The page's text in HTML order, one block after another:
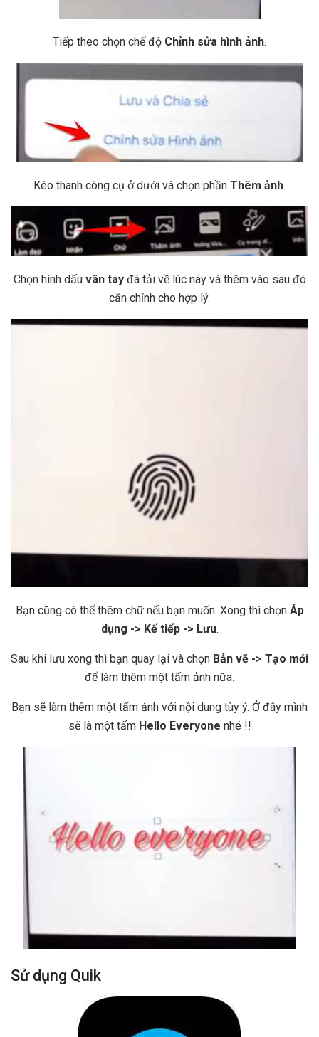
Tiếp theo chọn chế độ Chỉnh sửa hình ảnh.
Kéo thanh công cụ ở dưới và chọn phần Thêm ảnh.
Chọn hình dấu vân tayđã tải về lúc nãy và thêm vào sau đó
căn chỉnh cho hợp lý.
Bạn cũng có thể thêm chữ nếu bạn muốn. Xong thì chọn Áp
dụng -> Kế tiếp -> Lưu.
Sau khi lưu xong thì bạn quay lại và chọn Bản vẽ -> Tạo mới
để làm thêm một tấm ảnh nữa.
Bạn sẽ làm thêm một tấm ảnh với nội dung tùy ý. Ở đây mình
sẽ là một tấm Hello Everyone nhé !!
Sử dụng Quik